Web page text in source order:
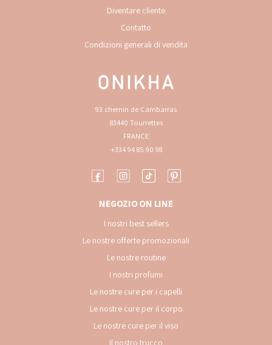
Diventare cliente
Contatto
Condizioni generali di vendita
93 chemin de Cambarras
83440 Tourrettes
FRANCE
+334 94 85 90 98
NEGOZIO ON LINE
I nostri best sellers
Le nostre offerte promozionali
Le nostre routine
I nostri profumi
Le nostre cure per i capelli
Le nostre cure per il corpo
Le nostre cure per il viso
Il nostro trucco